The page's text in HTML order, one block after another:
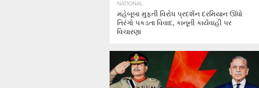
NATIONAL
મહેબૂબા મુફ્તી વિરોધ પ્રદર્શન દરમિયાન ઊંધો
તિરંગો પકડતા વિવાદ, કાનૂની કાર્યવાહી પર
વિચારણા